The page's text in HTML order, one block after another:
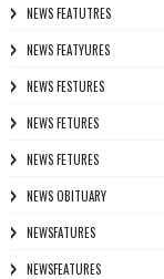
NEWS FEATUTRES
NEWS FEATYURES
NEWS FESTURES
NEWS FETURES
NEWS FETURES
NEWS OBITUARY
NEWSFATURES
NEWSFEATURES